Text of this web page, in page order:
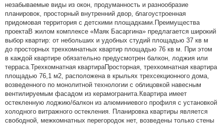
незабываемые виды из окон, продуманность и разнообразие
планировок, просторный внутренний двор, благоустроенная
придомовая территория с детскими площадками.Преимущества
проектаВ жилом комплексе «Маяк Басаргина» предлагается широкий
выбор квартир: от небольших и удобных студий площадью 37 кв м
до просторных трехкомнатных квартир площадью 76 кв м. При этом
в каждой квартире обязательно предусмотрен балкон, лоджия или
терраса.Трехкомнатная квартираПросторная, трехкомнатная квартира
площадью 76,1 м2, расположена в крыльях трехсекционного дома,
возведенного по монолитной технологии с облицовкой навесным
вентилируемым фасадом из керамогранита.Квартира имеет
остекленную лоджию/балкон из алюминиевого профиля с установкой
холодного витражного остекления. Планировка квартиры является
свободной, межкомнатных перегородок нет, возведены только стены